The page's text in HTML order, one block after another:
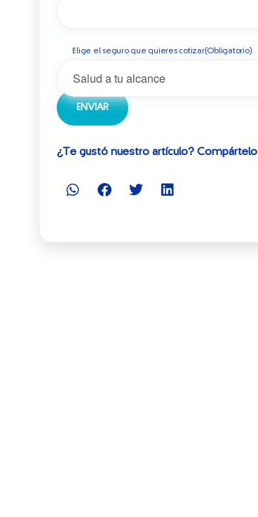
Elige el seguro que quieres cotizar(Obligatorio)
¿Te gustó nuestro artículo? Compártelo